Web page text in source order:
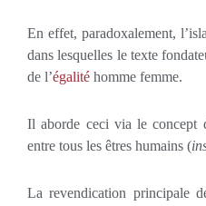
En effet, paradoxalement,
dans lesquelles le texte
de l’égalité homme femme.
Il aborde ceci via le concept
entre tous les êtres humains (
La revendication principale